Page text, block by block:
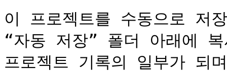
이 프로젝트를 수동으로 저
“자동 저장” 폴더 아래에
프로젝트 기록의 일부가 되